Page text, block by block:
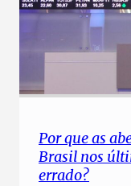
Por que as
Brasil nos
errado?